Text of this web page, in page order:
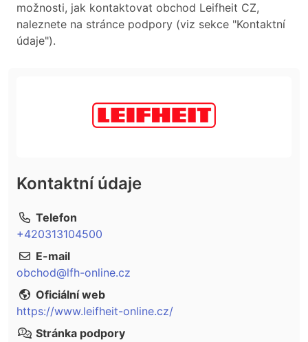
možnosti, jak kontaktovat obchod Leifheit CZ,
naleznete na stránce podpory (viz sekce "Kontaktní
údaje").
Kontaktní údaje
Telefon
+420313104500
E-mail
obchod@lfh-online.cz
Oficiální web
https://www.leifheit-online.cz/
Stránka podpory